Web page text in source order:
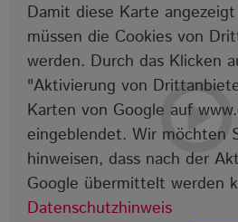
Damit diese Karte
müssen die Cookies von
werden. Durch das Klicken
"Aktivierung von
Karten von Google auf
eingeblendet. Wir möchten
hinweisen, dass nach der
Google übermittelt werden
Datenschutzhinweis